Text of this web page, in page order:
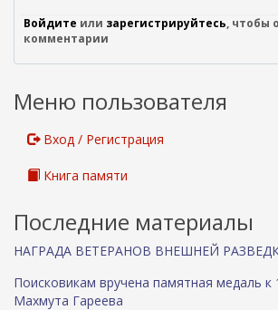
н
ш
я
а
)
Войдите или зарегистрируйтесь, чтобы
комментарии
Меню пользователя
Вход / Регистрация
Книга памяти
Последние материалы
НАГРАДА ВЕТЕРАНОВ ВНЕШНЕЙ
Поисковикам вручена памятная медаль к
Махмута Гареева